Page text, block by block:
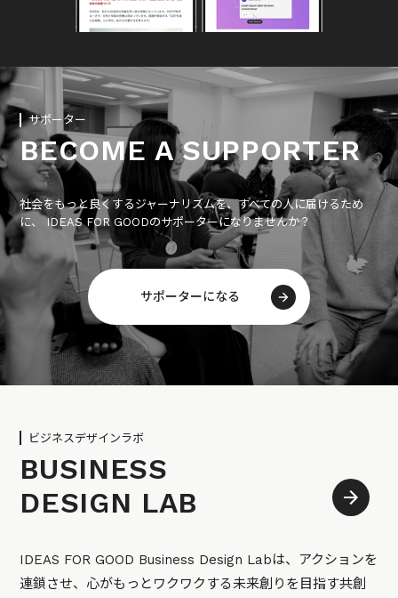
サポーター
BECOME A SUPPORTER
社会をもっと良くするジャーナリズムを、すべての人に届けるため
に、 IDEAS FOR GOODのサポーターになりませんか？
サポーターになる
ビジネスデザインラボ
BUSINESS
DESIGN LAB
IDEAS FOR GOOD Business Design Labは、アクションを
連鎖させ、心がもっとワクワクする未来創りを目指す共創